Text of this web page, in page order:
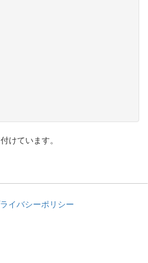
けています。
イバシーポリシー